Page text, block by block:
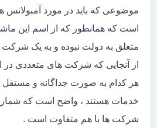
موضوعی که باید در مورد آمبولانس
است که همانطور که از اسم این
متعلق به دولت نبوده و به یک
از آنجایی که شرکت های متعددی در
هر کدام به صورت جداگانه و مستقل
خدمات هستند ، واضح است که شماره
شرکت ها با هم متفاوت است .